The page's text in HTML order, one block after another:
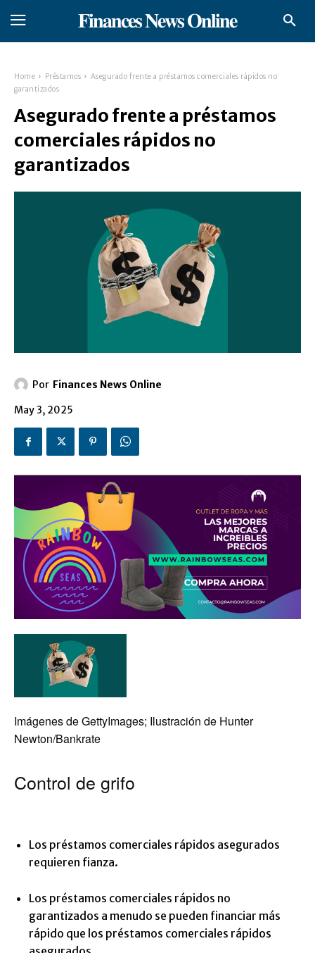
𝐅𝐢𝐧𝐚𝐧𝐜𝐞𝐬 𝐍𝐞𝐰𝐬 𝐎𝐧𝐥𝐢𝐧𝐞
Home Préstamos
Asegurado frente a préstamos comerciales rápidos no
garantizados
Asegurado frente a préstamos
comerciales rápidos no
garantizados
Por Finances News Online
May 3, 2025
Imágenes de GettyImages; Ilustración de Hunter
Newton/Bankrate
Control de grifo
Los préstamos comerciales rápidos asegurados
requieren fianza.
Los préstamos comerciales rápidos no
garantizados a menudo se pueden financiar más
rápido que los préstamos comerciales rápidos